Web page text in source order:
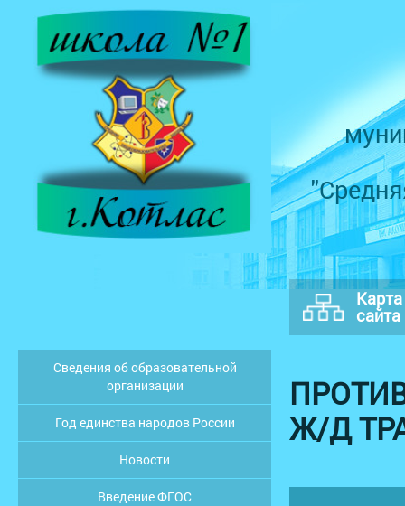
Карта
сайта
Сведения об образовательной
организации
Год единства народов России
Новости
Введение ФГОС
Ж/Д